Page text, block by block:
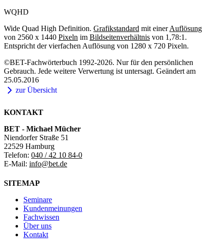
WQHD
Wide Quad High Definition. Grafikstandard mit einerAuflösung
von 2560 x 1440 Pixeln im Bildseitenverhältnis von 1,78:1.
Entspricht der vierfachen Auflösung von 1280 x 720 Pixeln.
©BET-Fachwörterbuch 1992-2026. Nur für den persönlichen
Gebrauch. Jede weitere Verwertung ist untersagt. Geändert am
25.05.2016
zur Übersicht
KONTAKT
BET - Michael Mücher
Niendorfer Straße 51
22529 Hamburg
Telefon: 040 / 42 10 84-0
E-Mail: info@bet.de
SITEMAP
Seminare
Kundenmeinungen
Fachwissen
Über uns
Kontakt